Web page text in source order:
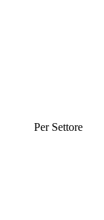
Per Settore